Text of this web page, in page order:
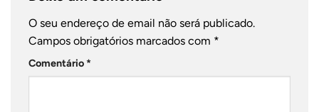
O seu endereço de email não será publicado.
Campos obrigatórios marcados com *
Comentário *